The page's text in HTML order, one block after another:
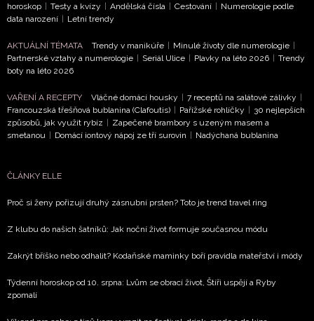
Přihlášením k newsletteru souhlasíte s Obchodními
podmínkami společnosti BurdaMedia Extra s.r.o.
ochrany soukromí
- BurdaMedia Extra s.r.o. bude s
Vašimi údaji pracovat zejména k organizaci a
Chcete navíc dostávat i další zajímavé a exkluzivní
informace od našich partnerů? Pokud souhlasíte se
zpracováním údajů k tomuto účelu podle
horoskop
Testy a kvízy Andělská čísla Cestování
Numerologie podle
data narození
Letní trendy
AKTUÁLNÍ TÉMATA Trendy v manikúře Minulé životy dle numerologie
Partnerské vztahy a numerologie
Seriál Ulice Plavky na léto 2026
Trendy
boty na léto 2026
VAŘENÍ A RECEPTY Vláčné domácí housky 7 receptů na salátové zálivky
Francouzská třešňová bublanina (Clafoutis)
Pařížské rohlíčky
30 nejlepších
způsobů, jak využít rybíz
Zapečené brambory s uzeným masem a
smetanou
Domácí iontový nápoj ze tří surovin Nadýchaná bublanina
ČLÁNKY ELLE
Proč si ženy pořizují druhý zásnubní prsten? Toto je trend travel ring
Z klubu do našich šatníků: Jak noční život formuje současnou módu
Zakrýt bříško nebo odhalit? Kodaňské maminky boří pravidla mateřství i módy
Týdenní horoskop od 10. srpna: Lvům se obrací život, Štíři uspějí a Ryby
zpomalí